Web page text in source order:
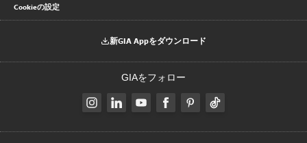
Cookieの設定
新GIA Appをダウンロード
GIAをフォロー